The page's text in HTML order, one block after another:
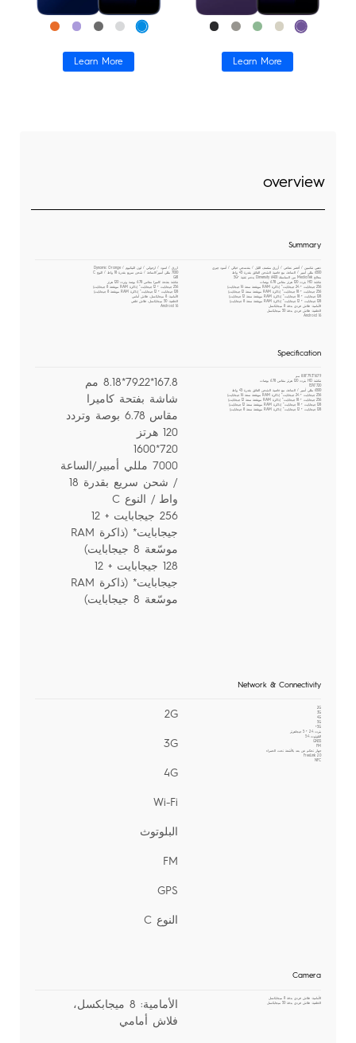
Learn More
Learn More
overview
Summary
ذهبي شامبين / أخضر نعناعي / أزرق منتصف الليل / بنفسجي خيالي / أسود حِبري
6500 مللي أمبير / الساعة، مع خاصية الشحن الفائق بقدرة 45 واط
معالج MediaTek من السلسلة Dimensity 6400 يدعم تقنية 5G+‎
شاشة HD بتردد 120 هرتز مقاس 6.78 بوصات
256 جيجابايت + 24 جيجابايت* (ذاكرة RAM موسّعة سعة 16 جيجابايت)
256 جيجابايت + 18 جيجابايت* (ذاكرة RAM موسّعة سعة 12 جيجابايت)
128 جيجابايت + 18 جيجابايت* (ذاكرة RAM موسّعة سعة 12 جيجابايت)
128 جيجابايت + 12 جيجابايت* (ذاكرة RAM موسّعة سعة 8 جيجابايت)
الأمامية: فلاش فردي بدقة 8 ميجابكسل
الخلفية: فلاش فردي بدقة 50 ميجابكسل
Android 16
ازرق / اسود / ارجواني / لون التيتانيوم / Dynamic Orange
7000 مللي أمبير/الساعة / شحن سريع بقدرة 18 واط / النوع C
G81
شاشة بفتحة كاميرا مقاس 6.78 بوصة وتردد 120 هرتز
256 جيجابايت + 12 جيجابايت* (ذاكرة RAM موسّعة 8 جيجابايت)
128 جيجابايت + 12 جيجابايت* (ذاكرة RAM موسّعة 8 جيجابايت)
الأمامية: 8 ميجابكسل، فلاش أمامي
الخلفية: 50 ميجابكسل، فلاش خلفي
Android 16
Specification
167.9*79.3*8.18 مم
شاشة HD بتردد 120 هرتز مقاس 6.78 بوصات
720*1576
6500 مللي أمبير / الساعة، مع خاصية الشحن الفائق بقدرة 45 واط
256 جيجابايت + 24 جيجابايت* (ذاكرة RAM موسّعة سعة 16 جيجابايت)
256 جيجابايت + 18 جيجابايت* (ذاكرة RAM موسّعة سعة 12 جيجابايت)
128 جيجابايت + 18 جيجابايت* (ذاكرة RAM موسّعة سعة 12 جيجابايت)
128 جيجابايت + 12 جيجابايت* (ذاكرة RAM موسّعة سعة 8 جيجابايت)
167.8*79.22*8.18 مم
شاشة بفتحة كاميرا
مقاس 6.78 بوصة وتردد
120 هرتز
720*1600
7000 مللي أمبير/الساعة
/ شحن سريع بقدرة 18
واط / النوع C
256 جيجابايت + 12
جيجابايت* (ذاكرة RAM
موسّعة 8 جيجابايت)
128 جيجابايت + 12
جيجابايت* (ذاكرة RAM
موسّعة 8 جيجابايت)
Network & Connectivity
2G
3G
4G
5G
5G+
بتردد 2.4 + 5 جيجاهرتز
البلوتوث 5.4
GNSS
FM
جهاز تحكم عن بعد بالأشعة تحت الحمراء
FreeLink 2.0
NFC
2G
3G
4G
Wi-Fi
البلوتوث
FM
GPS
النوع C
Camera
الأمامية: فلاش فردي بدقة 8 ميجابكسل
الخلفية: فلاش فردي بدقة 50 ميجابكسل
الأمامية: 8 ميجابكسل،
فلاش أمامي